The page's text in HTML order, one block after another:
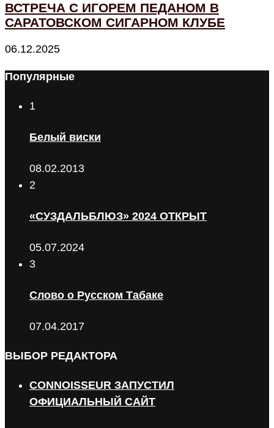
ВСТРЕЧА С ИГОРЕМ ПЕДАНОМ В
САРАТОВСКОМ СИГАРНОМ КЛУБЕ
06.12.2025
Популярные
1
Белый виски
08.02.2013
2
«СУЗДАЛЬБЛЮЗ» 2024 ОТКРЫТ
05.07.2024
3
Слово о Русском Табаке
07.04.2017
ВЫБОР РЕДАКТОРА
CONNOISSEUR ЗАПУСТИЛ
ОФИЦИАЛЬНЫЙ САЙТ